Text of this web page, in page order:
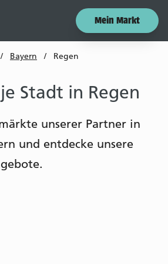
Mein Markt
/ Bayern / Regen
Stadt in Regen
unserer Partner in
und entdecke unsere